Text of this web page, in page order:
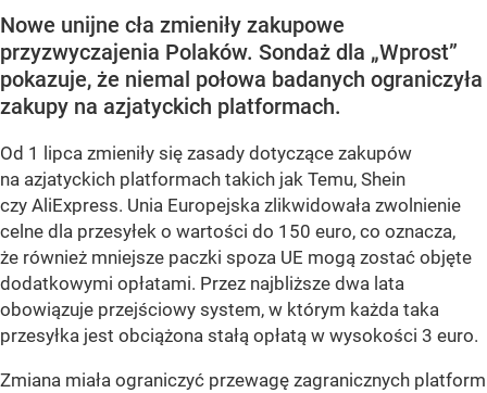
Nowe unijne cła zmieniły zakupowe
przyzwyczajenia Polaków. Sondaż dla „Wprost”
pokazuje, że niemal połowa badanych ograniczyła
zakupy na azjatyckich platformach.
Od 1 lipca zmieniły się zasady dotyczące zakupów
na azjatyckich platformach takich jak Temu, Shein
czy AliExpress. Unia Europejska zlikwidowała zwolnienie
celne dla przesyłek o wartości do 150 euro, co oznacza,
że również mniejsze paczki spoza UE mogą zostać objęte
dodatkowymi opłatami. Przez najbliższe dwa lata
obowiązuje przejściowy system, w którym każda taka
przesyłka jest obciążona stałą opłatą w wysokości 3 euro.
Zmiana miała ograniczyć przewagę zagranicznych platform